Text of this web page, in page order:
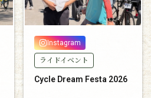
Instagram
ライドイベント
Cycle Dream Festa 2026